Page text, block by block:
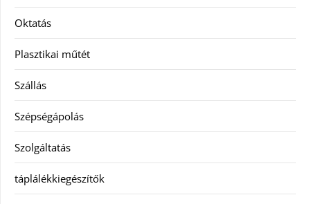
Oktatás
Plasztikai műtét
Szállás
Szépségápolás
Szolgáltatás
táplálékkiegészítők